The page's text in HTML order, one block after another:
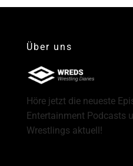
Über uns
Höre jetzt die neueste
Entertainment Podcasts
Wrestlings aktuell!